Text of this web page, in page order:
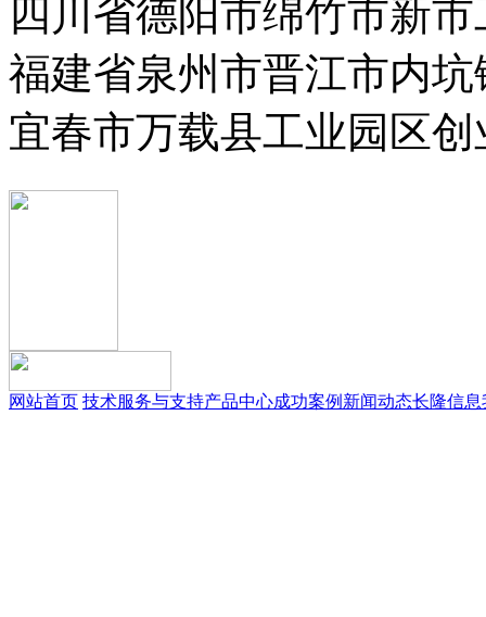
四川省德阳市绵竹市新
福建省泉州市晋江市内
宜春市万载县工业园区创
网站首页 技术服务与支持产品中心成功案例 新闻动态长隆信息